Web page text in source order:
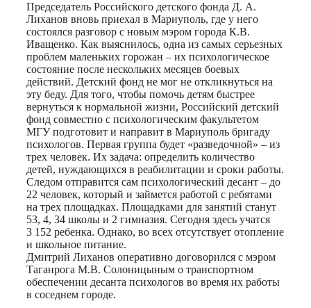
Председатель Российского детского фонда Д. А.
Лиханов вновь приехал в Мариуполь, где у него
состоялся разговор с новым мэром города К.В.
Иващенко. Как выяснилось, одна из самых серьезных
проблем маленьких горожан – их психологическое
состояние после нескольких месяцев боевых
действий. Детский фонд не мог не откликнуться на
эту беду. Для того, чтобы помочь детям быстрее
вернуться к нормальной жизни, Российский детский
фонд совместно с психологическим факультетом
МГУ подготовит и направит в Мариуполь бригаду
психологов. Первая группа будет «разведочной» – из
трех человек. Их задача: определить количество
детей, нуждающихся в реабилитации и сроки работы.
Следом отправится сам психологический десант – до
22 человек, который и займется работой с ребятами
на трех площадках. Площадками для занятий станут
53, 4, 34 школы и 2 гимназия. Сегодня здесь учатся
3 152 ребенка. Однако, во всех отсутствует отопление
и школьное питание.
Дмитрий Лиханов оперативно договорился с мэром
Таганрога М.В. Солоницыным о транспортном
обеспечении десанта психологов во время их работы
в соседнем городе.